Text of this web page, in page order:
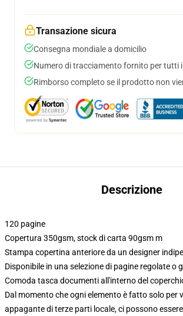
Transazione sicura
Consegna mondiale a domicilio
Numero di tracciamento fornito per tutti
Rimborso completo se il prodotto non
Descrizione
120 pagine
Copertura 350gsm, stock di carta 90gsm m
Stampa copertina anteriore da un designer
Disponibile in una selezione di pagine regolate o
Comoda tasca documenti all'interno del
Dal momento che ogni elemento è fatto solo per
appagante di terze parti locale, ci possono